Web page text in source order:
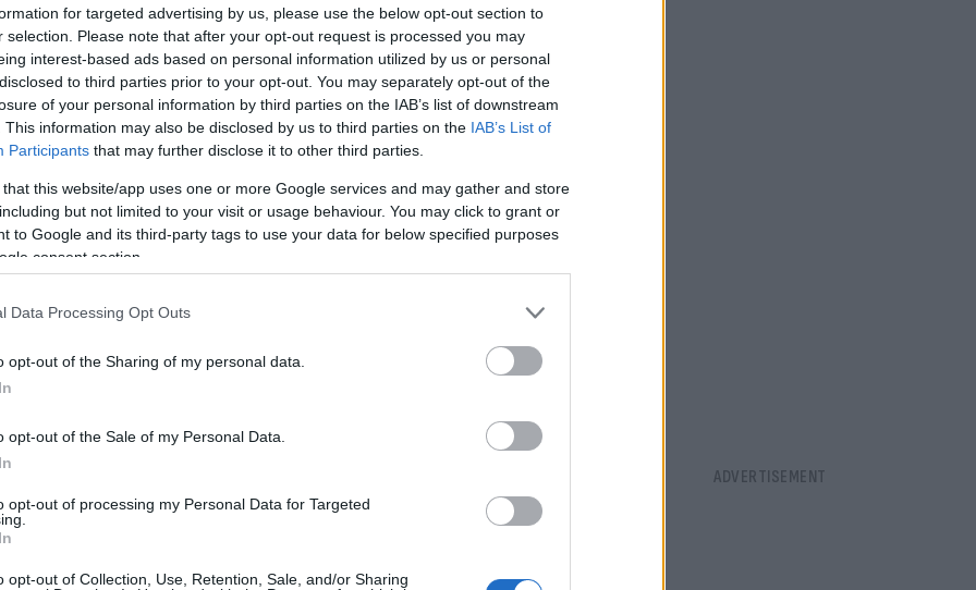
for targeted advertising by us, please use the below opt-out section to
selection. Please note that after your opt-out request is processed you may
interest-based ads based on personal information utilized by us or personal
to third parties prior to your opt-out. You may separately opt-out of the
of your personal information by third parties on the IAB’s list of downstream
This information may also be disclosed by us to third parties on the IAB’s List of
Participants that may further disclose it to other third parties.
that this website/app uses one or more Google services and may gather and store
but not limited to your visit or usage behaviour. You may click to grant or
to Google and its third-party tags to use your data for below specified purposes
consent section.
Data Processing Opt Outs
opt-out of the Sharing of my personal data.
opt-out of the Sale of my Personal Data.
opt-out of processing my Personal Data for Targeted
opt-out of Collection, Use, Retention, Sale, and/or Sharing
ηλεκτρικού Volvo, καθώς περιλαμβάνει: